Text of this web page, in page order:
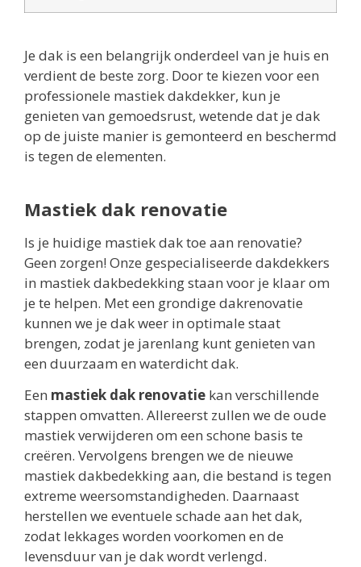
Je dak is een belangrijk onderdeel van je huis en
verdient de beste zorg. Door te kiezen voor een
professionele mastiek dakdekker, kun je
genieten van gemoedsrust, wetende dat je dak
op de juiste manier is gemonteerd en beschermd
is tegen de elementen.
Mastiek dak renovatie
Is je huidige mastiek dak toe aan renovatie?
Geen zorgen! Onze gespecialiseerde dakdekkers
in mastiek dakbedekking staan voor je klaar om
je te helpen. Met een grondige dakrenovatie
kunnen we je dak weer in optimale staat
brengen, zodat je jarenlang kunt genieten van
een duurzaam en waterdicht dak.
Een mastiek dak renovatie kan verschillende
stappen omvatten. Allereerst zullen we de oude
mastiek verwijderen om een schone basis te
creëren. Vervolgens brengen we de nieuwe
mastiek dakbedekking aan, die bestand is tegen
extreme weersomstandigheden. Daarnaast
herstellen we eventuele schade aan het dak,
zodat lekkages worden voorkomen en de
levensduur van je dak wordt verlengd.